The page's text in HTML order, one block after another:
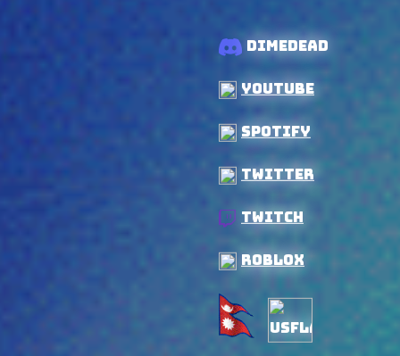
DimeDead
YouTube
Spotify
Twitter
Twitch
roblox